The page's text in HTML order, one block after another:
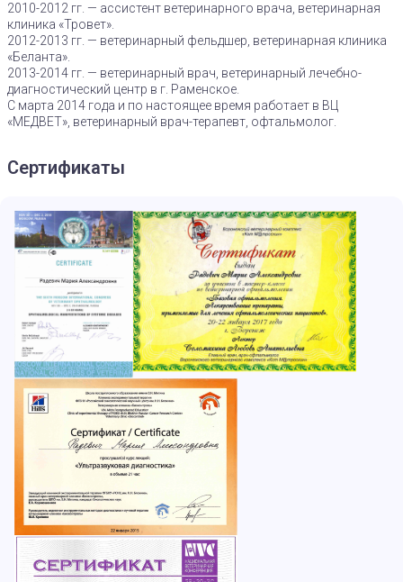
2010-2012 гг. — ассистент ветеринарного врача, ветеринарная
клиника «Тровет».
2012-2013 гг. — ветеринарный фельдшер, ветеринарная клиника
«Беланта».
2013-2014 гг. — ветеринарный врач, ветеринарный лечебно-
диагностический центр в г. Раменское.
С марта 2014 года и по настоящее время работает в ВЦ
«МЕДВЕТ», ветеринарный врач-терапевт, офтальмолог.
Сертификаты